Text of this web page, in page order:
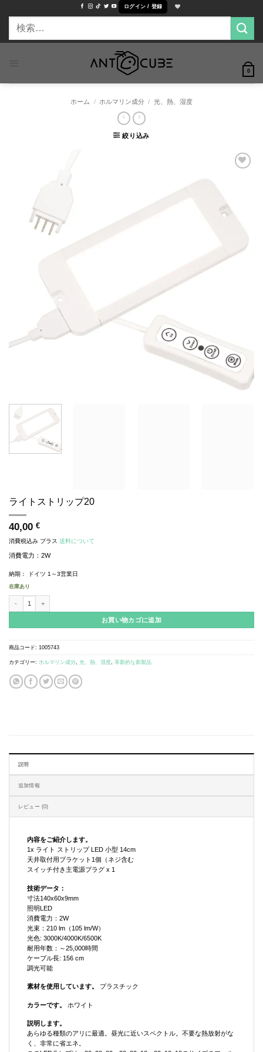
content
ログイン / 登録
0
ホーム / ホルマリン成分 / 光、熱、湿度
絞り込み
ライトストリップ20
40,00 €
消費税込み プラス 送料について
消費電力：2W
納期： ドイツ 1～3営業日
在庫あり
お買い物カゴに追加
商品コード: 1005743
カテゴリー: ホルマリン成分, 光、熱、湿度, 革新的な新製品
説明
追加情報
レビュー (0)
内容をご紹介します。
1x ライト ストリップ LED 小型 14cm
天井取付用ブラケット1個（ネジ含む
スイッチ付き主電源プラグ x 1
技術データ：
寸法140x60x9mm
照明LED
消費電力：2W
光束：210 lm（105 lm/W）
光色: 3000K/4000K/6500K
耐用年数：～25,000時間
ケーブル長: 156 cm
調光可能
素材を使用しています。 プラスチック
カラーです。 ホワイト
説明します。
あらゆる種類のアリに最適。昼光に近いスペクトル。不要な熱放射がな
く、非常に省エネ。